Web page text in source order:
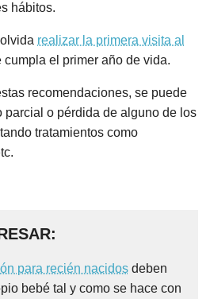
hábitos.
realizar la primera visita al
cumpla el primer año de vida.
recomendaciones, se puede
parcial o pérdida de alguno de los
tratamientos como
para recién nacidos deben
bebé tal y como se hace con